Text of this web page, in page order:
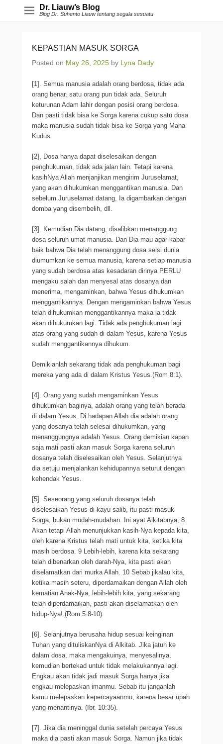
Dr. Liauw’s Blog
Blog Dr. Suhento Liauw tentang segala sesuatu
KEPASTIAN MASUK SORGA
Posted on May 26, 2025 by Lyna Dady
[1]. Semua manusia adalah orang berdosa, tidak ada
orang benar, satu orang pun tidak ada. Seluruh
keturunan Adam lahir dengan posisi orang berdosa.
Dan pasti tidak bisa ke Sorga karena cukup satu dosa
maka manusia sudah tidak bisa ke Sorga yang Maha
Kudus.
[2], Dosa hanya dapat diselesaikan dengan
penghukuman, tidak ada jalan lain. Tetapi karena
kasihNya Allah menjanjikan mengirim Juruselamat,
yang akan dihukumkan menggantikan manusia. Dan
sebelum Juruselamat datang, Ia digambarkan dengan
domba yang disembelih, dll.
[3]. Kemudian Dia datang, disalibkan menanggung
dosa seluruh umat manusia. Dan Dia mau agar kabar
baik bahwa Dia telah menanggung dosa seisi dunia
diumumkan ke semua manusia, karena setiap manusia
yang sudah berdosa atas kesadaran dirinya PERLU
mengaku salah dan menyesal atas dosanya dan
menerima, mengaminkan, bahwa Yesus dihukumkan
menggantikannya. Dengan mengaminkan bahwa Yesus
telah dihukumkan menggantikannya maka ia tidak
akan dihukumkan lagi. Tidak ada penghukuman lagi
atas orang yang sudah di dalam Yesus, karena Yesus
sudah menggantikannya dihukum.
Demikianlah sekarang tidak ada penghukuman bagi
mereka yang ada di dalam Kristus Yesus.(Rom 8:1).
[4]. Orang yang sudah mengaminkan Yesus
dihukumkan baginya, adalah orang yang telah berada
di dalam Yesus. Di hadapan Allah dia adalah orang
yang dosanya telah selesai dihukumkan, yang
menanggungnya adalah Yesus. Orang demikian kapan
saja mati pasti akan masuk Sorga karena seluruh
dosanya telah diselesaikan oleh Yesus. Selanjutnya
dia setuju menjalankan kehidupannya seturut dengan
kehendak Yesus.
[5]. Seseorang yang seluruh dosanya telah
diselesaikan Yesus di kayu salib, itu pasti masuk
Sorga, bukan mudah-mudahan. Ini ayat Alkitabnya, 8
Akan tetapi Allah menunjukkan kasih-Nya kepada kita,
oleh karena Kristus telah mati untuk kita, ketika kita
masih berdosa. 9 Lebih-lebih, karena kita sekarang
telah dibenarkan oleh darah-Nya, kita pasti akan
diselamatkan dari murka Allah. 10 Sebab jikalau kita,
ketika masih seteru, diperdamaikan dengan Allah oleh
kematian Anak-Nya, lebih-lebih kita, yang sekarang
telah diperdamaikan, pasti akan diselamatkan oleh
hidup-Nya! (Rom 5:8-10).
[6]. Selanjutnya berusaha hidup sesuai keinginan
Tuhan yang dituliskanNya di Alkitab. Jika jatuh ke
dalam dosa, maka mengakuinya, menyesalinya,
kemudian bertekad untuk tidak melakukannya lagi.
Engkau akan tidak jadi masuk Sorga hanya jika
engkau melepaskan imanmu. Sebab itu janganlah
kamu melepaskan kepercayaanmu, karena besar upah
yang menantinya. (Ibr. 10:35).
[7]. Jika dia meninggal dunia setelah percaya Yesus
maka dia pasti akan masuk Sorga. Namun jika tidak